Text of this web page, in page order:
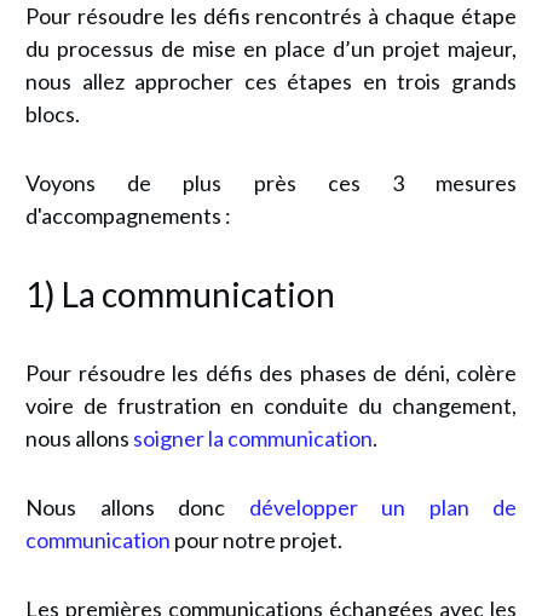
Pour résoudre les défis rencontrés à chaque étape
du processus de mise en place d’un projet majeur,
nous allez approcher ces étapes en trois grands
blocs.
Voyons de plus près ces 3 mesures
d'accompagnements :
1) La communication
Pour résoudre les défis des phases de déni, colère
voire de frustration en conduite du changement,
nous allons soigner la communication.
Nous allons donc développer un plan de
communication pour notre projet.
Les premières communications échangées avec les